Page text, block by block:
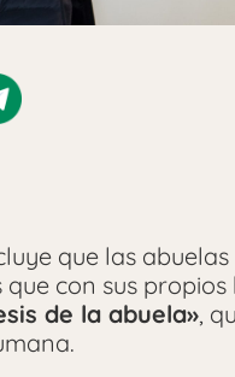
que las
con sus
de la abuela»,